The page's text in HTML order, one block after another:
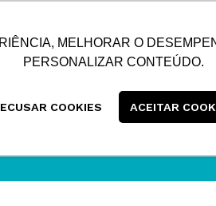
MELHORAR O
PERSONALIZAR CONTEÚDO.
COOKIES ACEITAR
BLOG CONTATO